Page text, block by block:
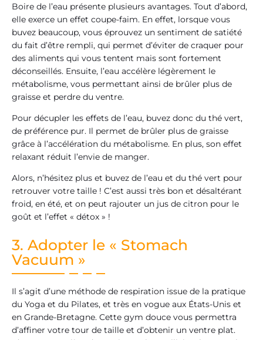
Boire de l’eau présente plusieurs avantages. Tout d’abord,
elle exerce un effet coupe-faim. En effet, lorsque vous
buvez beaucoup, vous éprouvez un sentiment de satiété
du fait d’être rempli, qui permet d’éviter de craquer pour
des aliments qui vous tentent mais sont fortement
déconseillés. Ensuite, l’eau accélère légèrement le
métabolisme, vous permettant ainsi de brûler plus de
graisse et perdre du ventre.
Pour décupler les effets de l’eau, buvez donc du thé vert,
de préférence pur. Il permet de brûler plus de graisse
grâce à l’accélération du métabolisme. En plus, son effet
relaxant réduit l’envie de manger.
Alors, n’hésitez plus et buvez de l’eau et du thé vert pour
retrouver votre taille ! C’est aussi très bon et désaltérant
froid, en été, et on peut rajouter un jus de citron pour le
goût et l’effet « détox » !
3. Adopter le « Stomach
Vacuum »
Il s’agit d’une méthode de respiration issue de la pratique
du Yoga et du Pilates, et très en vogue aux États-Unis et
en Grande-Bretagne. Cette gym douce vous permettra
d’affiner votre tour de taille et d’obtenir un ventre plat.